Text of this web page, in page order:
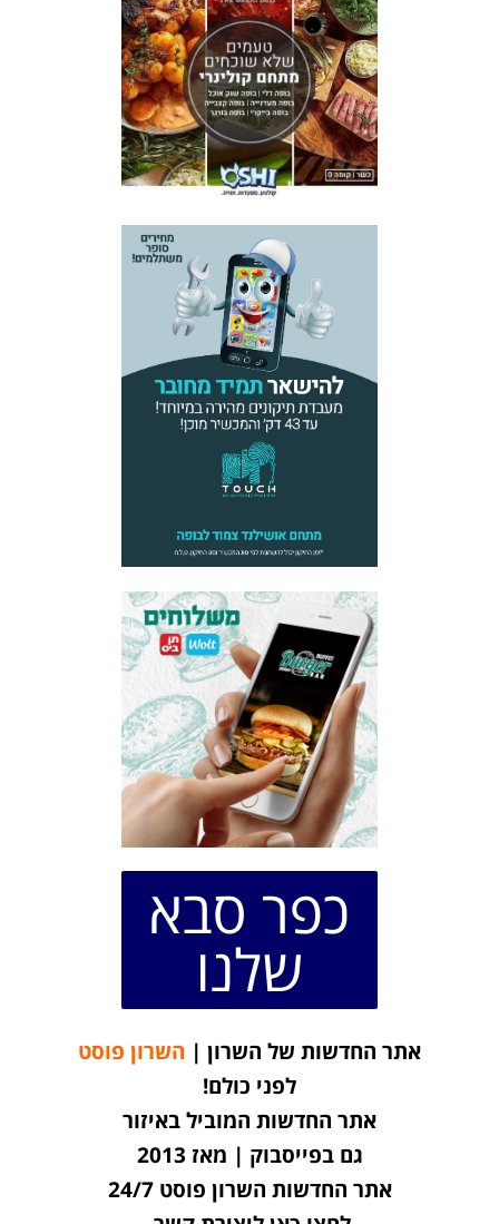
כפר סבא
שלנו
אתר החדשות של השרון | השרון פוסט
לפני כולם!
אתר החדשות המוביל באיזור
גם בפייסבוק | מאז 2013
אתר החדשות השרון פוסט 24/7